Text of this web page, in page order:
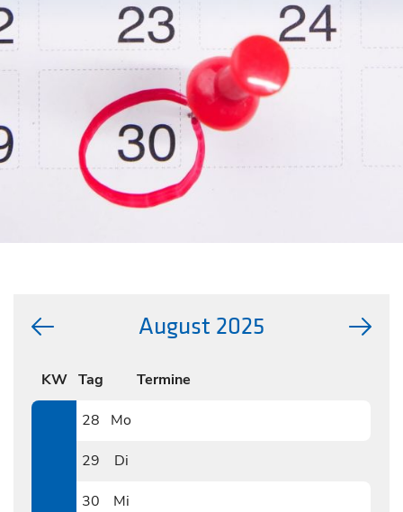
August 2025
KW Tag Termine
28
Mo
29
Di
30
Mi